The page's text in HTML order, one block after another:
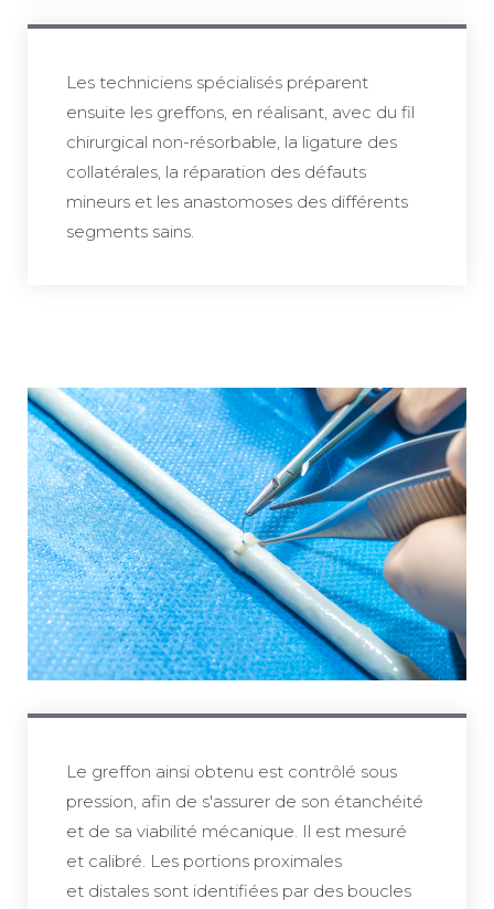
Les techniciens spécialisés préparent
ensuite les greffons, en réalisant, avec du fil
chirurgical non-résorbable, la ligature des
collatérales, la réparation des défauts
mineurs et les anastomoses des différents
segments sains.
Le greffon ainsi obtenu est contrôlé sous
pression, afin de s'assurer de son étanchéité
et de sa viabilité mécanique. Il est mesuré
et calibré. Les portions proximales
et distales sont identifiées par des boucles